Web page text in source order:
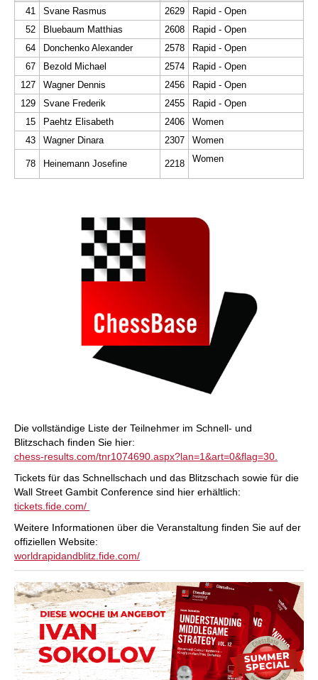
41 Svane Rasmus 2629
Rapid - Open
52
Bluebaum Matthias 2608
Rapid - Open
64
Donchenko Alexander 2578
Rapid - Open
67
Bezold Michael 2574
Rapid - Open
127
Wagner Dennis 2456
Rapid - Open
129
Svane Frederik 2455
Rapid - Open
15
Paehtz Elisabeth 2406
Women
43
Wagner Dinara 2307 Women
78 Heinemann Josefine 2218 Women
Die vollständige Liste der Teilnehmer im Schnell- und
Blitzschach finden Sie hier:
chess-results.com/tnr1074690.aspx?lan=1&art=0&flag=30.
Tickets für das Schnellschach und das Blitzschach sowie für die
Wall Street Gambit Conference sind hier erhältlich:
tickets.fide.com/
Weitere Informationen über die Veranstaltung finden Sie auf der
offiziellen Website:
worldrapidandblitz.fide.com/